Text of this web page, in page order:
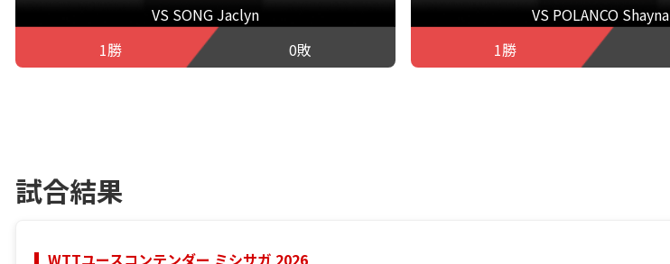
VS SONG Jaclyn
1勝
0敗
VS POLANCO Shayna
1勝
試合結果
WTTユースコンテンダー ミシサガ 2026